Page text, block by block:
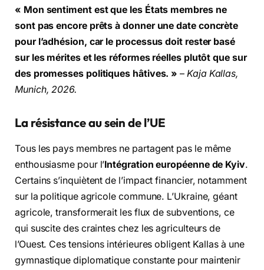
« Mon sentiment est que les États membres ne
sont pas encore prêts à donner une date concrète
pour l’adhésion, car le processus doit rester basé
sur les mérites et les réformes réelles plutôt que sur
des promesses politiques hâtives. » – Kaja Kallas,
Munich, 2026.
La résistance au sein de l’UE
Tous les pays membres ne partagent pas le même
enthousiasme pour l’Intégration européenne de Kyiv.
Certains s’inquiètent de l’impact financier, notamment
sur la politique agricole commune. L’Ukraine, géant
agricole, transformerait les flux de subventions, ce
qui suscite des craintes chez les agriculteurs de
l’Ouest. Ces tensions intérieures obligent Kallas à une
gymnastique diplomatique constante pour maintenir